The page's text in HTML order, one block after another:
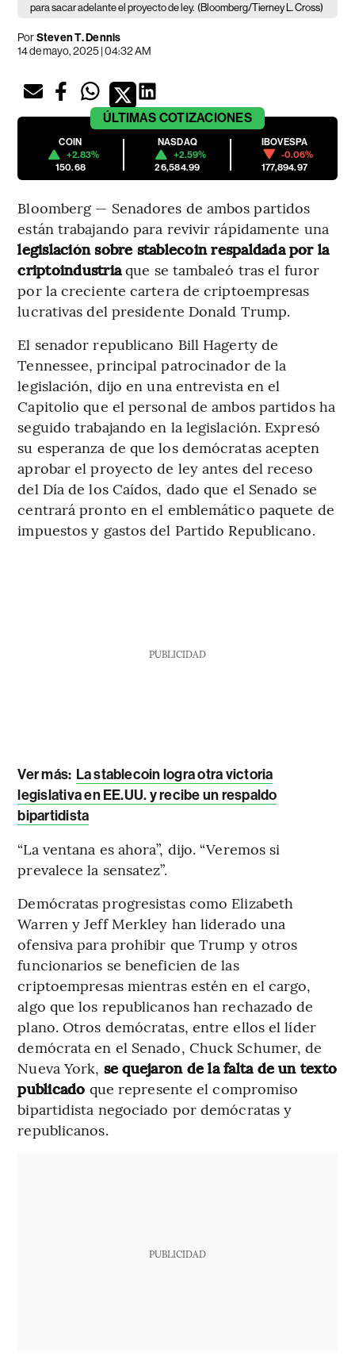
para sacar adelante el proyecto de ley. (Bloomberg/Tierney L. Cross)
PorSteven T. Dennis
14 de mayo, 2025 | 04:32 AM
ÚLTIMAS COTIZACIONES
COIN
+2.83%
150.68
NASDAQ
+2.59%
26,584.99
IBOVESPA
-0.06%
177,894.97
Bloomberg — Senadores de ambos partidos
están trabajando para revivir rápidamente una
legislación sobre stablecoin respaldada por la
criptoindustriaque se tambaleó tras el furor
por la creciente cartera de criptoempresas
lucrativas del presidente Donald Trump.
El senador republicano Bill Hagerty de
Tennessee, principal patrocinador de la
legislación, dijo en una entrevista en el
Capitolio que el personal de ambos partidos ha
seguido trabajando en la legislación. Expresó
su esperanza de que los demócratas acepten
aprobar el proyecto de ley antes del receso
del Día de los Caídos, dado que el Senado se
centrará pronto en el emblemático paquete de
impuestos y gastos del Partido Republicano.
PUBLICIDAD
Ver más: La stablecoin logra otra victoria
legislativa en EE.UU. y recibe un respaldo
bipartidista
“La ventana es ahora”, dijo. “Veremos si
prevalece la sensatez”.
Demócratas progresistas como Elizabeth
Warren y Jeff Merkley han liderado una
ofensiva para prohibir que Trump y otros
funcionarios se beneficien de las
criptoempresas mientras estén en el cargo,
algo que los republicanos han rechazado de
plano. Otros demócratas, entre ellos el líder
demócrata en el Senado, Chuck Schumer, de
Nueva York, se quejaron de la falta de un texto
publicado que represente el compromiso
bipartidista negociado por demócratas y
republicanos.
PUBLICIDAD